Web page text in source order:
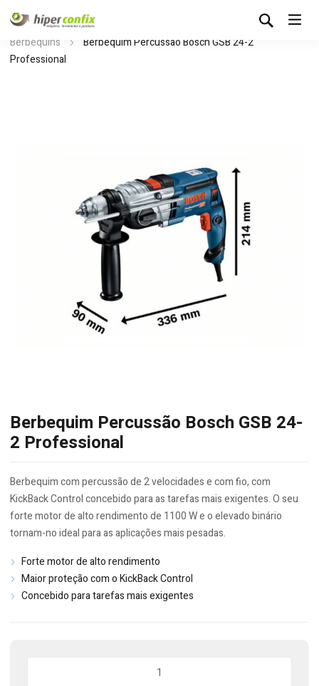
Início Loja Hipertintas
Berbequins
Berbequim Percussão Bosch GSB 24-2
Professional
Berbequim Percussão Bosch GSB 24-
2 Professional
Berbequim com percussão de 2 velocidades e com fio, com
KickBack Control concebido para as tarefas mais exigentes. O seu
forte motor de alto rendimento de 1100 W e o elevado binário
tornam-no ideal para as aplicações mais pesadas.
Forte motor de alto rendimento
Maior proteção com o KickBack Control
Concebido para tarefas mais exigentes